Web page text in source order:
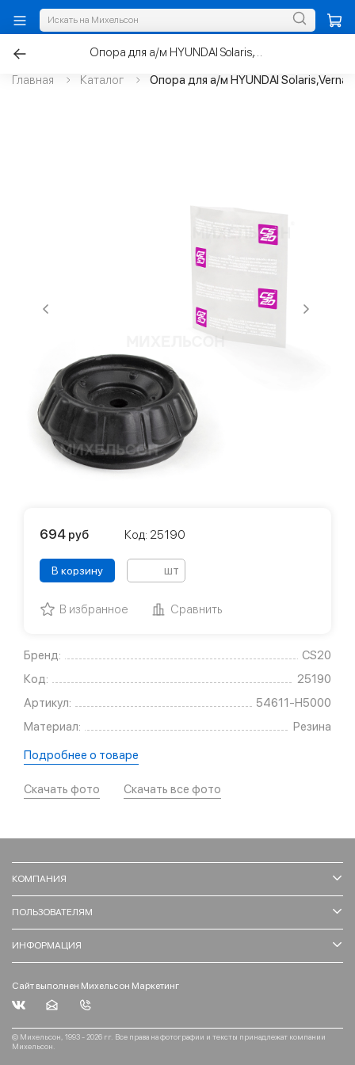
Главная Каталог Опора для а/м HYUNDAI Solaris,Verna,
Опора для а/м HYUNDAI Solaris,Verna, KIA Rio стойки передней
Бренд:
CS20
Код:
25190
Артикул:
54611-H5000
Материал:
Резина
Подробнее о товаре
Скачать фото Скачать все фото
694 руб Код: 25190
В корзину шт
В избранное Сравнить
КОМПАНИЯ
ПОЛЬЗОВАТЕЛЯМ
ИНФОРМАЦИЯ
Сайт выполнен Михельсон Маркетинг
© Михельсон, 1993 - 2026 гг. Все права на фотографии и тексты принадлежат компании
Михельсон.